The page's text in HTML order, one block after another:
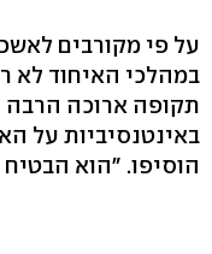
על פי מקורבים
במהלכי האיחוד לא
תקופה ארוכה הרבה
באינטנסיביות על
הוסיפו. "הוא